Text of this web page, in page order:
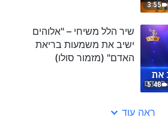
3:55
5:48
שיר הלל משיחי – "אלוהים
ישיב את משמעות בריאת
האדם" (מזמור סולו)
ראה עוד